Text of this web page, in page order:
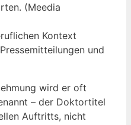
(Meedia
Kontext
und
wird er oft
– der Doktortitel
Auftritts, nicht